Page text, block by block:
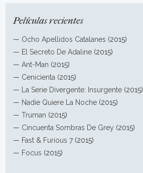
Películas recientes
— Ocho Apellidos Catalanes (2015)
— El Secreto De Adaline (2015)
—Ant-Man (2015)
— Cenicienta (2015)
—
La Serie Divergente: Insurgente (2015)
— Nadie Quiere La Noche (2015)
—Truman (2015)
— Cincuenta Sombras De Grey (2015)
— Fast & Furious 7 (2015)
— Focus (2015)